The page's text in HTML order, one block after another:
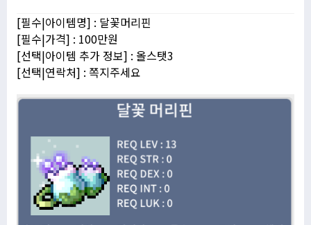
[필수|아이템명] : 달꽃머리핀
[필수|가격] : 100만원
[선택|아이템 추가 정보] : 올스탯3
[선택|연락처] : 쪽지주세요